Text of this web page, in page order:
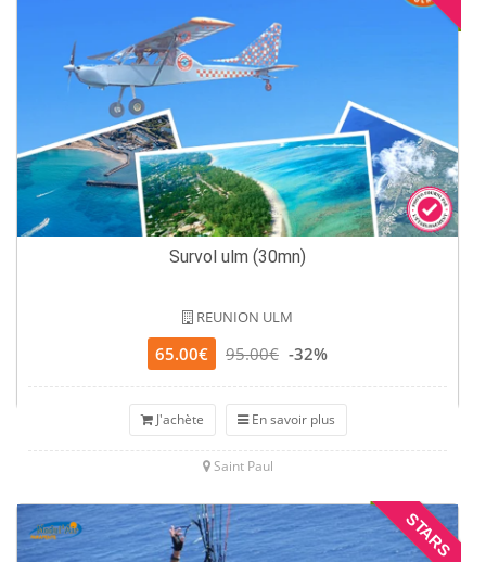
Survol ulm (30mn)
REUNION ULM
65.00€ 95.00€ -32%
J'achète En savoir plus
Saint Paul
STARS